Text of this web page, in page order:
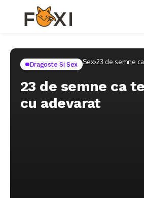
Home Dragoste si Sex 23 de semne
Dragoste Si Sex
23 de semne ca
cu adevarat